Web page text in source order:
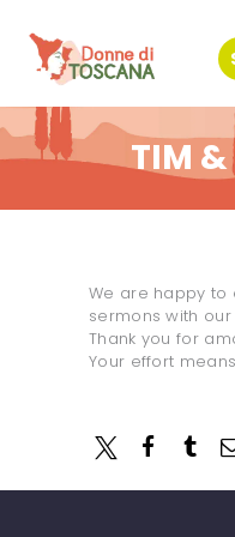
TIM &
COSA
EVENTI
GALLERY
CONTATTI
We are happy to
sermons with
Thank you for
Your effort